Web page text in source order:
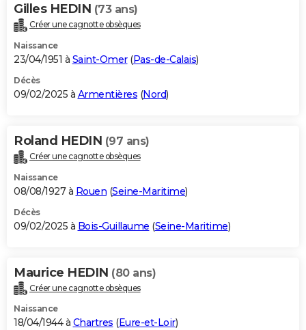
Gilles HEDIN (73 ans)
Créer une cagnotte obsèques
Naissance
23/04/1951 à Saint-Omer(Pas-de-Calais)
Décès
09/02/2025 à Armentières (Nord)
Roland HEDIN (97 ans)
Créer une cagnotte obsèques
Naissance
08/08/1927 à Rouen (Seine-Maritime)
Décès
09/02/2025 à Bois-Guillaume (Seine-Maritime)
Maurice HEDIN (80 ans)
Créer une cagnotte obsèques
Naissance
18/04/1944 à Chartres (Eure-et-Loir)